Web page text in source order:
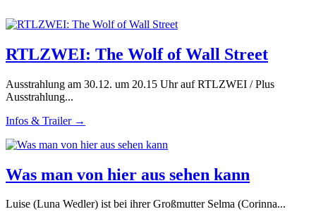
RTLZWEI: The Wolf of Wall Street
Ausstrahlung am 30.12. um 20.15 Uhr auf RTLZWEI / Plus
Ausstrahlung...
Infos & Trailer →
Was man von hier aus sehen kann
Luise (Luna Wedler) ist bei ihrer Großmutter Selma (Corinna...